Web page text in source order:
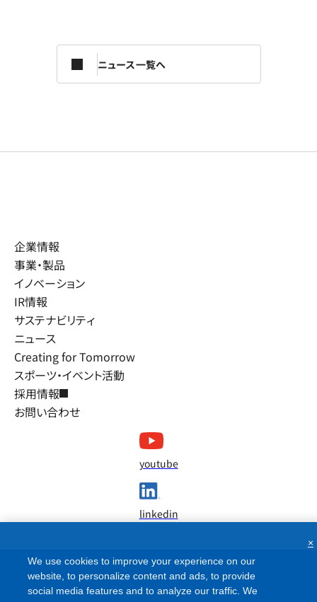
ニュース一覧へ
企業情報
事業・製品
イノベーション
IR情報
サステナビリティ
ニュース
Creating for Tomorrow
スポーツ・イベント活動
採用情報
お問い合わせ
youtube
linkedin
We use cookies to improve your experience on our
website, to personalize content and ads, to provide
social media features and to analyze our traffic. We
×